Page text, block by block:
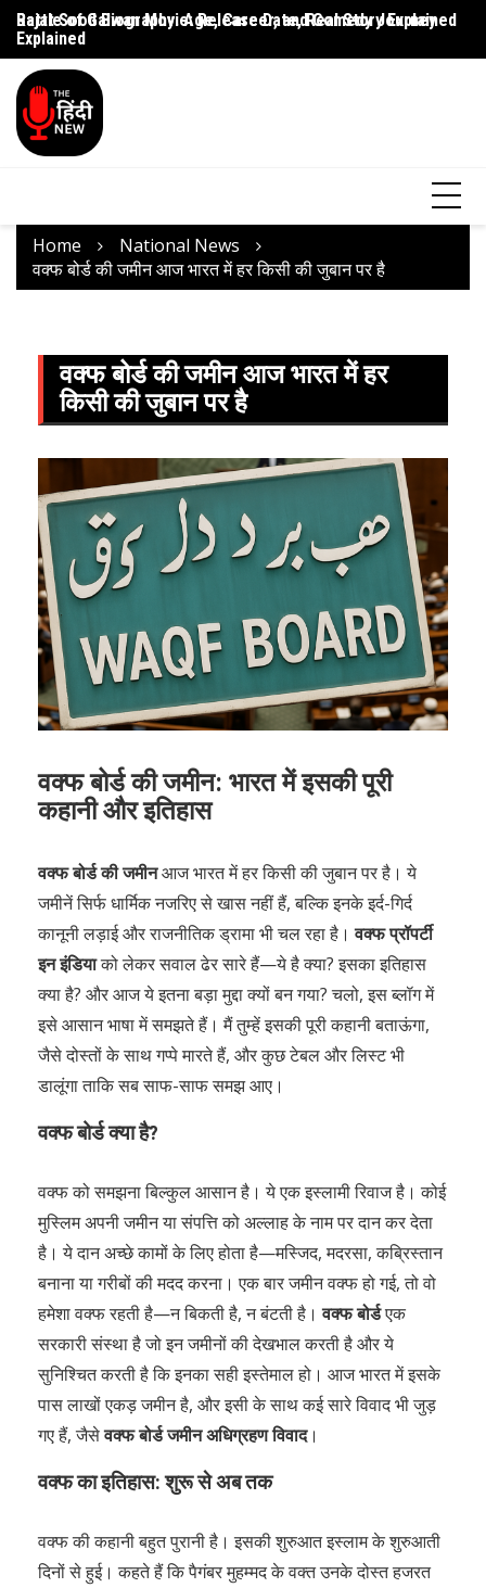
Rajat Sood Biography: Age, Career, and Comedy Journey
Explained
Battle of Galwan Movie: Release Date, Real Story Explained
Home
National News
वक्फ बोर्ड की जमीन आज भारत में हर किसी की जुबान पर है
वक्फ बोर्ड की जमीन आज भारत में हर
किसी की जुबान पर है
वक्फ बोर्ड की जमीन: भारत में इसकी पूरी
कहानी और इतिहास
वक्फ बोर्ड की जमीनआज भारत में हर किसी की जुबान पर है। ये
जमीनें सिर्फ धार्मिक नजरिए से खास नहीं हैं, बल्कि इनके इर्द-गिर्द
कानूनी लड़ाई और राजनीतिक ड्रामा भी चल रहा है।वक्फ प्रॉपर्टी
इन इंडियाको लेकर सवाल ढेर सारे हैं—ये है क्या? इसका इतिहास
क्या है? और आज ये इतना बड़ा मुद्दा क्यों बन गया? चलो, इस ब्लॉग में
इसे आसान भाषा में समझते हैं। मैं तुम्हें इसकी पूरी कहानी बताऊंगा,
जैसे दोस्तों के साथ गप्पे मारते हैं, और कुछ टेबल और लिस्ट भी
डालूंगा ताकि सब साफ-साफ समझ आए।
वक्फ बोर्ड क्या है?
वक्फ को समझना बिल्कुल आसान है। ये एक इस्लामी रिवाज है। कोई
मुस्लिम अपनी जमीन या संपत्ति को अल्लाह के नाम पर दान कर देता
है। ये दान अच्छे कामों के लिए होता है—मस्जिद, मदरसा, कब्रिस्तान
बनाना या गरीबों की मदद करना। एक बार जमीन वक्फ हो गई, तो वो
हमेशा वक्फ रहती है—न बिकती है, न बंटती है।वक्फ बोर्डएक
सरकारी संस्था है जो इन जमीनों की देखभाल करती है और ये
सुनिश्चित करती है कि इनका सही इस्तेमाल हो। आज भारत में इसके
पास लाखों एकड़ जमीन है, और इसी के साथ कई सारे विवाद भी जुड़
गए हैं, जैसेवक्फ बोर्ड जमीन अधिग्रहण विवाद।
वक्फ का इतिहास: शुरू से अब तक
वक्फ की कहानी बहुत पुरानी है। इसकी शुरुआत इस्लाम के शुरुआती
दिनों से हुई। कहते हैं कि पैगंबर मुहम्मद के वक्त उनके दोस्त हजरत